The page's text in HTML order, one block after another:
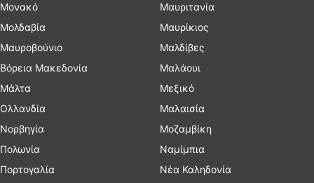
Μονακό
Μολδαβία
Μαυροβούνιο
Βόρεια Μακεδονία
Μάλτα
Ολλανδία
Νορβηγία
Πολωνία
Πορτογαλία
Μαυριτανία
Μαυρίκιος
Μαλδίβες
Μαλάουι
Μεξικό
Μαλαισία
Μοζαμβίκη
Ναμίμπια
Νέα Καληδονία